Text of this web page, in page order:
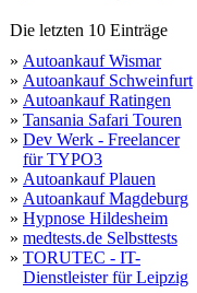
Die letzten 10 Einträge
» Autoankauf Wismar
» Autoankauf Schweinfurt
» Autoankauf Ratingen
» Tansania Safari Touren
» Dev Werk - Freelancer
für TYPO3
» Autoankauf Plauen
» Autoankauf Magdeburg
» Hypnose Hildesheim
» medtests.de Selbsttests
» TORUTEC - IT-
Dienstleister für Leipzig